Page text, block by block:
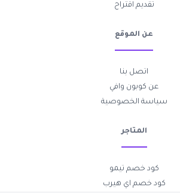
تقديم اقتراح
عن الموقع
اتصل بنا
عن كوبون وافي
سياسة الخصوصية
المتاجر
كود خصم تيمو
كود خصم اي هيرب